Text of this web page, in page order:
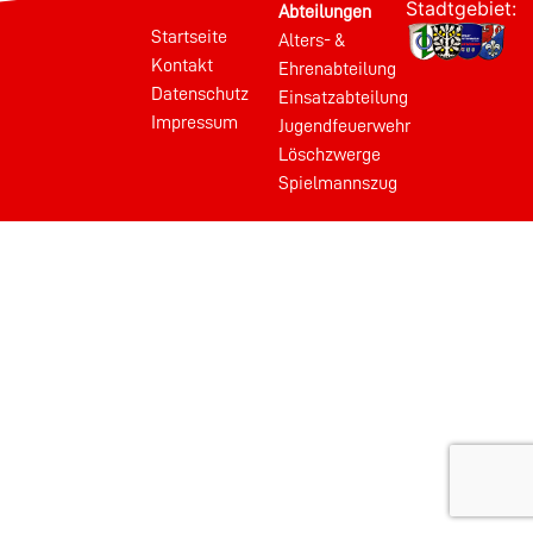
Startseite
Kontakt
Datenschutz
Impressum
Abteilungen
Alters- &
Ehrenabteilung
Einsatzabteilung
Jugendfeuerwehr
Löschzwerge
Spielmannszug
Stadtgebiet: